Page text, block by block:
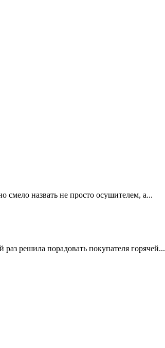
назвать не просто осушителем, а...
решила порадовать покупателя горячей...